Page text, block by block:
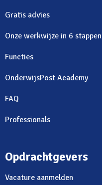
Gratis advies
Onze werkwijze in 6 stappen
Functies
OnderwijsPost Academy
FAQ
Professionals
Opdrachtgevers
Vacature aanmelden